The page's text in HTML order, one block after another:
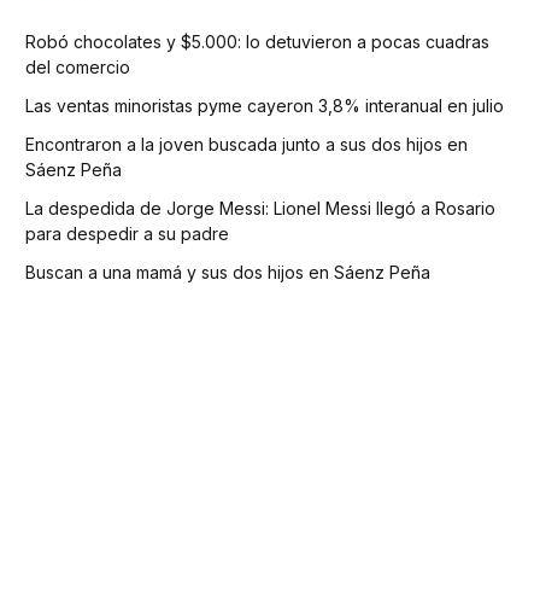
Robó chocolates y $5.000: lo detuvieron a pocas cuadras
del comercio
Las ventas minoristas pyme cayeron 3,8% interanual en julio
Encontraron a la joven buscada junto a sus dos hijos en
Sáenz Peña
La despedida de Jorge Messi: Lionel Messi llegó a Rosario
para despedir a su padre
Buscan a una mamá y sus dos hijos en Sáenz Peña